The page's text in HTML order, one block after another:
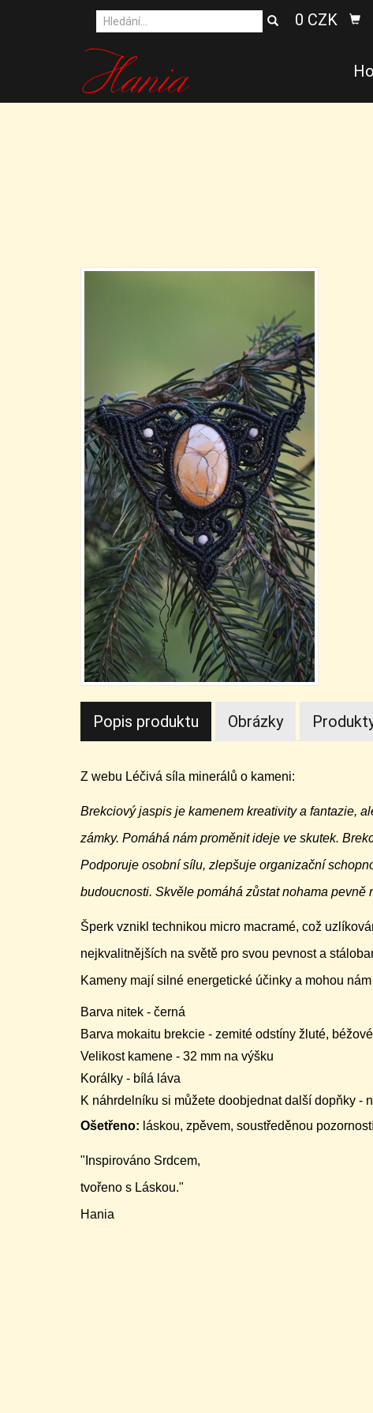
0 CZK
Popis produktu Obrázky
Z webu Léčivá síla minerálů o kameni:
Brekciový jaspis je kamenem kreativity a fantazie,
zámky. Pomáhá nám proměnit ideje ve skutek.
Podporuje osobní sílu, zlepšuje organizační
budoucnosti. Skvěle pomáhá zůstat nohama
Šperk vznikl technikou micro macramé, což
nejkvalitnějších na světě pro svou pevnost a
Kameny mají silné energetické účinky a mohou
Barva nitek - černá
Barva mokaitu brekcie - zemité odstíny žluté,
Velikost kamene - 32 mm na výšku
Korálky - bílá láva
K náhrdelníku si můžete doobjednat další dopňky -
Ošetřeno: láskou, zpěvem, soustředěnou
"Inspirováno Srdcem,
tvořeno s Láskou."
Hania